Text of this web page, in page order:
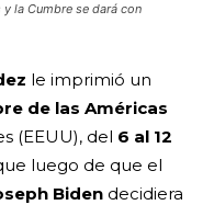
la Cumbre se dará con
le imprimió un
de las Américas
(EEUU), del 6 al 12
luego de que el
Biden decidiera